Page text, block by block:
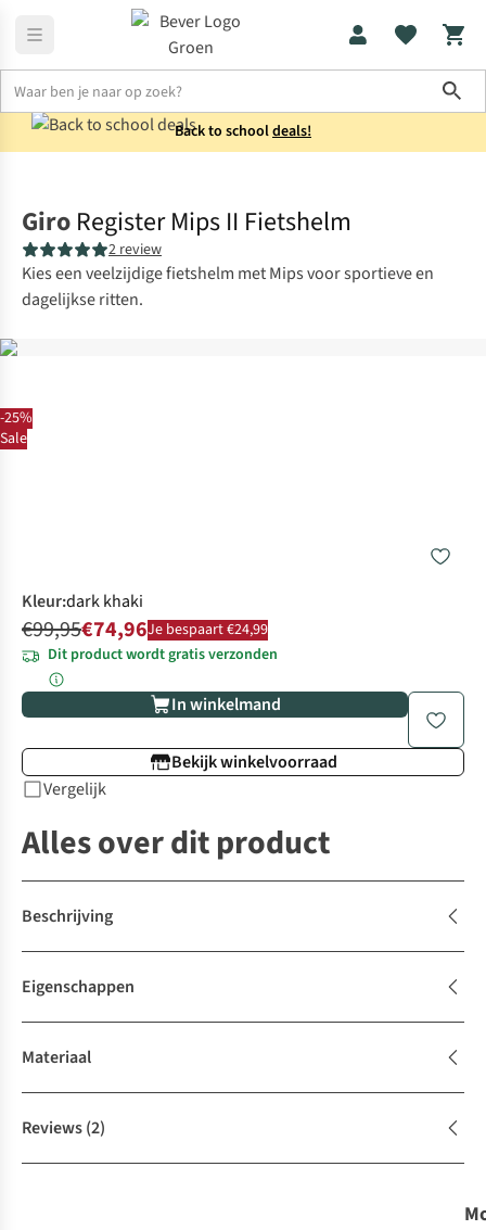
Back to schooldeals!
-25%
Sale
Giro Register Mips II Fietshelm
2 review
Kies een veelzijdige fietshelm met Mips voor sportieve en
dagelijkse ritten.
Kleur:dark khaki
€99,95€74,96Je bespaart €24,99
Dit product wordt gratis verzonden
In winkelmand
Bekijk winkelvoorraad
Vergelijk
Alles over dit product
Beschrijving
Eigenschappen
Materiaal
Reviews(2)